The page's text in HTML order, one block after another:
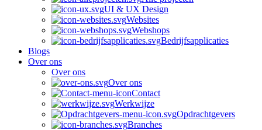
UI & UX Design
Websites
Webshops
Bedrijfsapplicaties
Blogs
Over ons
Over ons
Over ons
Contact
Werkwijze
Opdrachtgevers
Branches